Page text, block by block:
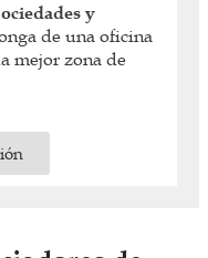
y
de una oficina
mejor zona de